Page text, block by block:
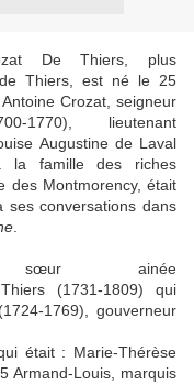
De Thiers, plus
de Thiers, est né le 25
Crozat, seigneur
lieutenant
Augustine de Laval
la famille des riches
des Montmorency, était
ses conversations dans
ainée
(1731-1809) qui
1769), gouverneur
était : Marie-Thérèse
Armand-Louis, marquis